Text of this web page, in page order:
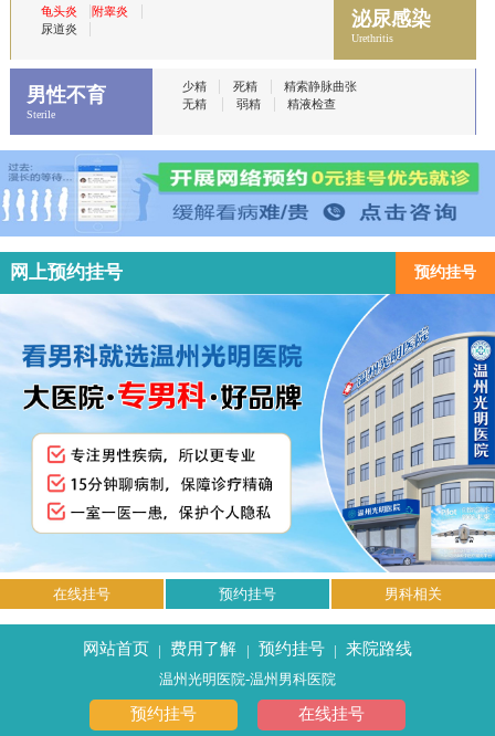
龟头炎 |附睾炎
尿道炎 泌尿感染
Urethritis
男性不育
Sterile
少精 死精
精索静脉曲张
无精
弱精 精液检查
网上预约挂号 预约挂号
在线挂号 预约挂号 男科相关
网站首页 | 费用了解 | 预约挂号 | 来院路线
温州光明医院-温州男科医院
预约挂号 在线挂号